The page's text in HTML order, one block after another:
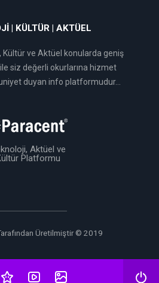
| KÜLTÜR | AKTÜEL
Kültür ve Aktüel konularda geniş
siz değerli okurlarına hizmet
duyan info platformudur...
Aktüel ve
Platformu
Üretilmiştir © 2019